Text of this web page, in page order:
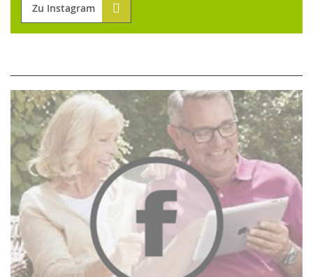
Zu Instagram